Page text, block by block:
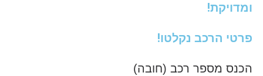
ומדויקת!
פרטי הרכב נקלטו!
הכנס מספר רכב (חובה)